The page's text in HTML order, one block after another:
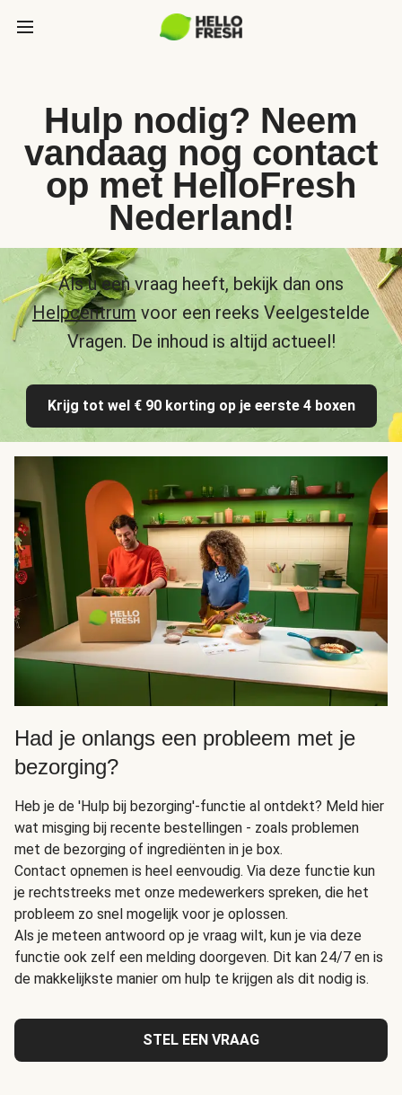
Hulp nodig? Neem
vandaag nog contact
op met HelloFresh
Nederland!
Als u een vraag heeft, bekijk dan ons
Helpcentrum voor een reeks Veelgestelde
Vragen. De inhoud is altijd actueel!
Krijg tot wel € 90 korting op je eerste 4 boxen
Had je onlangs een probleem met je
bezorging?
Heb je de 'Hulp bij bezorging'-functie al ontdekt? Meld hier
wat misging bij recente bestellingen - zoals problemen
met de bezorging of ingrediënten in je box.
Contact opnemen is heel eenvoudig. Via deze functie kun
je rechtstreeks met onze medewerkers spreken, die het
probleem zo snel mogelijk voor je oplossen.
Als je meteen antwoord op je vraag wilt, kun je via deze
functie ook zelf een melding doorgeven. Dit kan 24/7 en is
de makkelijkste manier om hulp te krijgen als dit nodig is.
STEL EEN VRAAG